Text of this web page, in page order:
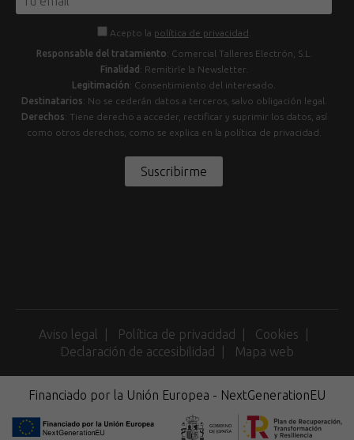
Acepto la política de privacidad
Responsable del tratamiento: Comercial Talleres Electrón, S.L.
Finalidad : Remitirle la Newsletter.
Legitimación: Consentimiento del interesado.
Destinatarios: No se cederán datos a terceros, salvo obligación legal.
Derechos: Tiene derecho a acceder, rectificar y suprimir los datos, así
como otros derechos, como se explica en la política de privacidad.
Suscribirme
Aviso legal Política de privacidad
Cookies
Declaración de accesibilidad
Mapa web
Financiado por la Unión Europea - NextGenerationEU